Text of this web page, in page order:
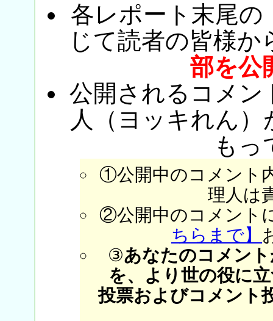
各レポート末尾の
じて読者の皆様か
部を公
公開されるコメン
人（ヨッキれん
もっ
①公開中のコメント
理人は
②公開中のコメント
ちらまで】
③あなたのコメン
を、より世の役に
投票およびコメント